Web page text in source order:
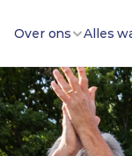
Over ons Alles